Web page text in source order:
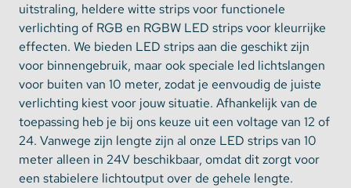
uitstraling, heldere witte strips voor functionele
verlichting of RGB en RGBW LED strips voor kleurrijke
effecten. We bieden LED strips aan die geschikt zijn
voor binnengebruik, maar ook speciale led lichtslangen
voor buiten van 10 meter, zodat je eenvoudig de juiste
verlichting kiest voor jouw situatie. Afhankelijk van de
toepassing heb je bij ons keuze uit een voltage van 12 of
24. Vanwege zijn lengte zijn al onze LED strips van 10
meter alleen in 24V beschikbaar, omdat dit zorgt voor
een stabielere lichtoutput over de gehele lengte.